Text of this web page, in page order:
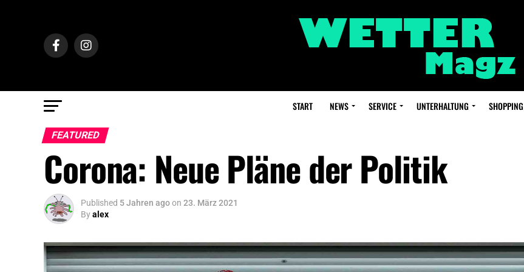
START NEWS SERVICE UNTERHALTUNG SHOPPING
FEATURED
Corona: Neue Pläne der Politik
Published 5 Jahren agoon 23. März 2021
Byalex